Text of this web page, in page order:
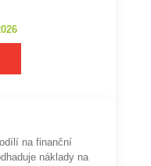
na finanční
náklady na